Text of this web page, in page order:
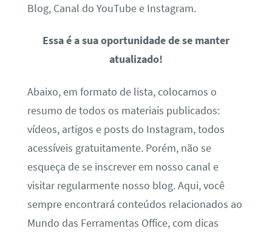
Blog, Canal do YouTube e Instagram.
Essa é a sua oportunidade de se manter
atualizado!
Abaixo, em formato de lista, colocamos o
resumo de todos os materiais publicados:
vídeos, artigos e posts do Instagram, todos
acessíveis gratuitamente. Porém, não se
esqueça de se inscrever em nosso canal e
visitar regularmente nosso blog. Aqui, você
sempre encontrará conteúdos relacionados ao
Mundo das Ferramentas Office, com dicas